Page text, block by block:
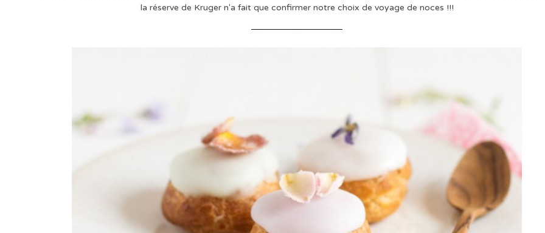
la réserve de Kruger n'a fait que confirmer notre choix de voyage de noces !!!